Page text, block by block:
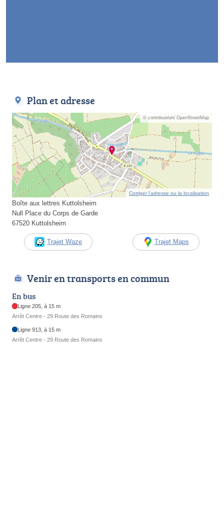
Plan et adresse
© contributeurs OpenStreetMap
Corriger l’adresse ou la localisation
Boîte aux lettres Kuttolsheim
Null Place du Corps de Garde
67520 Kuttolsheim
Trajet Waze Trajet Maps
Venir en transports en commun
En bus
Ligne 205, à 15 m
Arrêt Centre - 29 Route des Romains
Ligne 913, à 15 m
Arrêt Centre - 29 Route des Romains